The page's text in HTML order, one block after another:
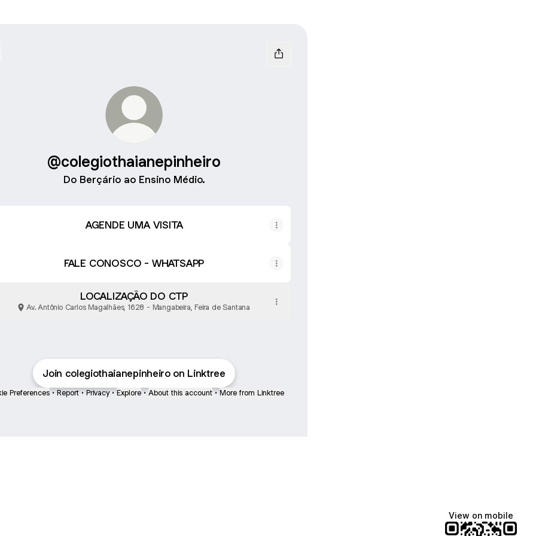
@colegiothaianepinheiro
Do Berçário ao Ensino Médio.
AGENDE UMA VISITA
FALE CONOSCO - WHATSAPP
LOCALIZAÇÃO DO CTP
Av. Antônio Carlos Magalhães, 1628 - Mangabeira, Feira de Santana
Join colegiothaianepinheiro on Linktree
Preferences • Report • Privacy • Explore • About this account • More from Linktree
View on mobile